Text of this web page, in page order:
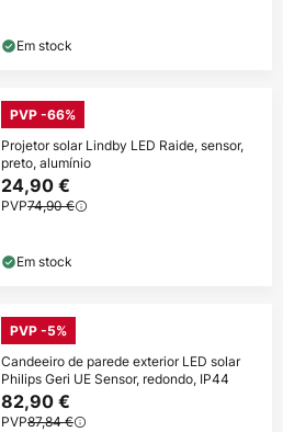
Em stock
PVP -66%
Projetor solar Lindby LED Raide, sensor,
preto, alumínio
24,90 €
PVP74,90 €
Em stock
PVP -5%
Candeeiro de parede exterior LED solar
Philips Geri UE Sensor, redondo, IP44
82,90 €
PVP87,84 €